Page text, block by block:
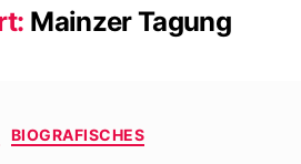
Mainzer Tagung
Kategorien
BIOGRAFISCHES